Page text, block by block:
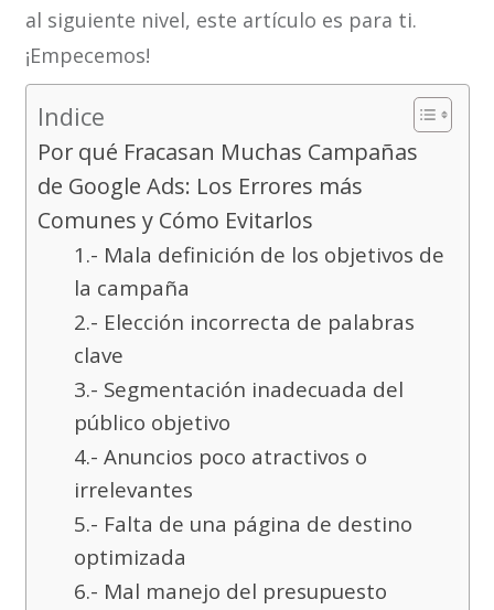
al siguiente nivel, este artículo es para ti.
¡Empecemos!
Indice
Por qué Fracasan Muchas Campañas
de Google Ads: Los Errores más
Comunes y Cómo Evitarlos
1.- Mala definición de los objetivos de
la campaña
2.- Elección incorrecta de palabras
clave
3.- Segmentación inadecuada del
público objetivo
4.- Anuncios poco atractivos o
irrelevantes
5.- Falta de una página de destino
optimizada
6.- Mal manejo del presupuesto